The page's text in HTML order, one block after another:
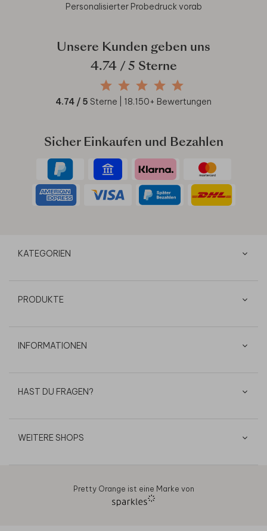
Personalisierter Probedruck vorab
Unsere Kunden geben uns
4.74/ 5 Sterne
4.74 / 5 Sterne | 18.150+ Bewertungen
Sicher Einkaufen und Bezahlen
KATEGORIEN
PRODUKTE
INFORMATIONEN
HAST DU FRAGEN?
WEITERE SHOPS
Pretty Orange ist eine Marke von